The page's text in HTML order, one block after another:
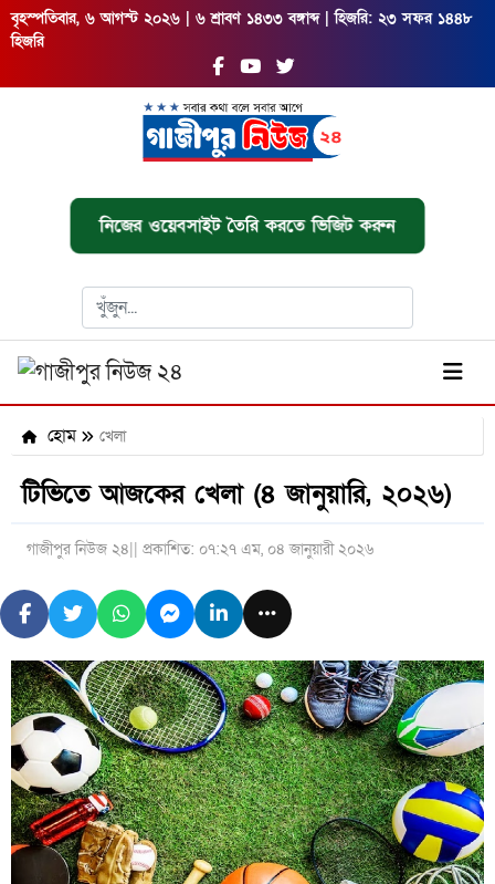
বৃহস্পতিবার, ৬ আগস্ট ২০২৬ | ৬ শ্রাবণ ১৪৩৩ বঙ্গাব্দ | হিজরি: ২৩ সফর ১৪৪৮
হিজরি
নিজের ওয়েবসাইট তৈরি করতে ভিজিট করুন
হোম খেলা
টিভিতে আজকের খেলা (৪ জানুয়ারি, ২০২৬)
গাজীপুর নিউজ ২৪ || প্রকাশিত: ০৭:২৭ এম, ০৪ জানুয়ারী ২০২৬